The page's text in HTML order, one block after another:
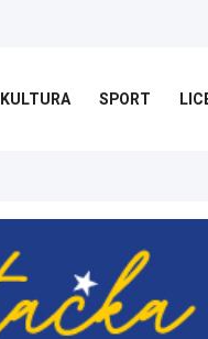
KULTURA SPORT